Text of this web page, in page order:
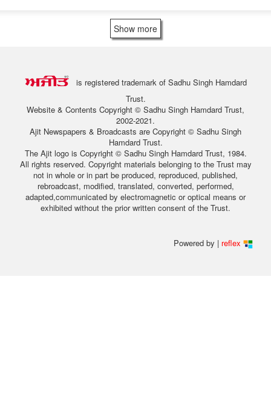
Show more
is registered trademark of Sadhu Singh Hamdard
Trust.
Website & Contents Copyright © Sadhu Singh Hamdard Trust,
2002-2021.
Ajit Newspapers & Broadcasts are Copyright © Sadhu Singh
Hamdard Trust.
The Ajit logo is Copyright © Sadhu Singh Hamdard Trust, 1984.
All rights reserved. Copyright materials belonging to the Trust may
not in whole or in part be produced, reproduced, published,
rebroadcast, modified, translated, converted, performed,
adapted,communicated by electromagnetic or optical means or
exhibited without the prior written consent of the Trust.
Powered by | reflex